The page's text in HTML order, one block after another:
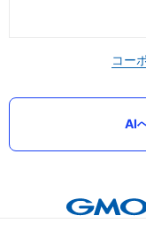
コー
AI